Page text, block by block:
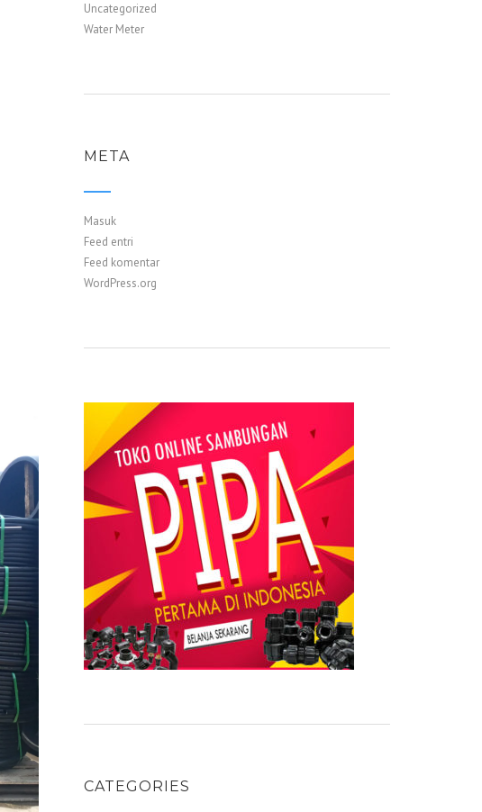
Uncategorized
Water Meter
META
Masuk
Feed entri
Feed komentar
WordPress.org
CATEGORIES